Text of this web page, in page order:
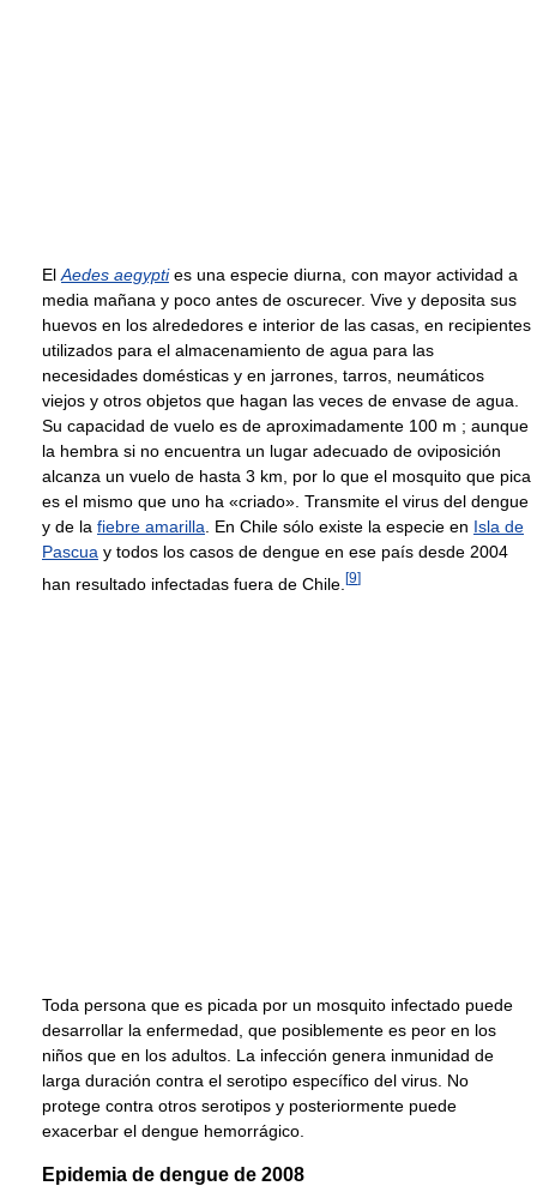
El Aedes aegypties una especie diurna, con mayor actividad a
media mañana y poco antes de oscurecer. Vive y deposita sus
huevos en los alrededores e interior de las casas, en recipientes
utilizados para el almacenamiento de agua para las
necesidades domésticas y en jarrones, tarros, neumáticos
viejos y otros objetos que hagan las veces de envase de agua.
Su capacidad de vuelo es de aproximadamente 100 m ; aunque
la hembra si no encuentra un lugar adecuado de oviposición
alcanza un vuelo de hasta 3 km, por lo que el mosquito que pica
es el mismo que uno ha «criado». Transmite el virus del dengue
y de la fiebre amarilla . En Chile sólo existe la especie en Isla de
Pascua y todos los casos de dengue en ese país desde 2004
han resultado infectadas fuera de Chile. [9]
Toda persona que es picada por un mosquito infectado puede
desarrollar la enfermedad, que posiblemente es peor en los
niños que en los adultos. La infección genera inmunidad de
larga duración contra el serotipo específico del virus. No
protege contra otros serotipos y posteriormente puede
exacerbar el dengue hemorrágico.
Epidemia de dengue de 2008